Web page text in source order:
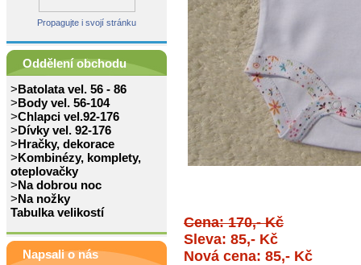
Propagujte i svojí stránku
Oddělení obchodu
>Batolata vel. 56 - 86
>Body vel. 56-104
>Chlapci vel.92-176
>Dívky vel. 92-176
>Hračky, dekorace
>Kombinézy, komplety,
oteplovačky
>Na dobrou noc
>Na nožky
Tabulka velikostí
Napsali o nás
Cena: 170,- Kč
Sleva: 85,- Kč
Nová cena: 85,- Kč